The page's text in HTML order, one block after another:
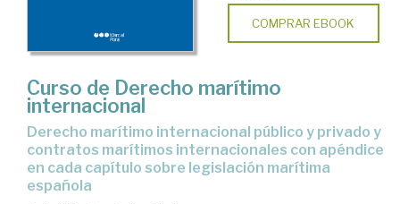
COMPRAR EBOOK
Curso de Derecho marítimo
internacional
derecho marítimo internacional público y privado y
contratos marítimos internacionales con apéndice
en cada capítulo sobre legislación marítima
española